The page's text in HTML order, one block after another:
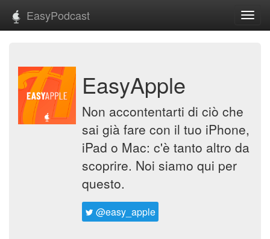
EasyPodcast
EasyApple
Non accontentarti di ciò che
sai già fare con il tuo iPhone,
iPad o Mac: c'è tanto altro da
scoprire. Noi siamo qui per
questo.
@easy_apple